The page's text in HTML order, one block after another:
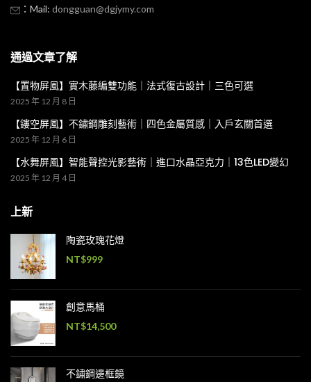
：Mail: dongguan@dgjymy.com
通過文章了解
【置物屏風】實木藤編雙功能｜法式復古設計｜三色可選
2025 年 12 月 8 日
【鏤空屏風】不鏽鋼雕刻藝術｜四色金屬質感｜入戶玄關首選
2025 年 12 月 6 日
【水舞屏風】智能聲控光影藝術｜進口水晶亞克力｜13色LED變幻
2025 年 12 月 4 日
上新
陶瓷玫瑰花燈
NT$999
創意馬桶
NT$14,500
不鏽鋼邊框鏡